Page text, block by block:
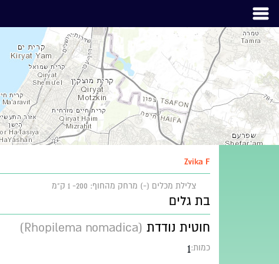
Zvika F
צלילת מכלים (-) מרחק מהחוף: 200- 1 ק"מ
בת גלים
חוטית נודדת (Rhopilema nomadica)
כמות:1